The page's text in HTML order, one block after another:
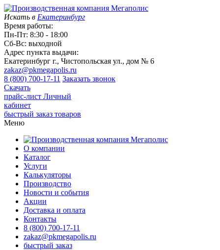
Искать в Екатеринбург
Время работы:
Пн-Пт: 8:30 - 18:00
Сб-Вс: выходной
Адрес пункта выдачи:
Екатеринбург г., Чистопольская ул., дом № 6
zakaz@pkmegapolis.ru
8 (800) 700-17-11 Заказать звонок
Скачать
прайс-лист Личный
кабинет
быстрый заказ товаров
Меню
О компании
Каталог
Услуги
Калькуляторы
Производство
Новости и события
Акции
Доставка и оплата
Контакты
8 (800) 700-17-11
zakaz@pkmegapolis.ru
быстрый заказ